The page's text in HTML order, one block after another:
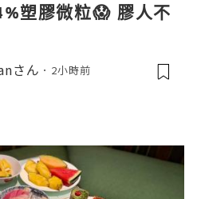
塑膠微粒😱 膠人不
さん 2小時前